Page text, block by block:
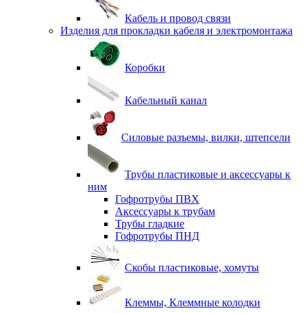
Кабель и провод связи
Изделия для прокладки кабеля и электромонтажа
Коробки
Кабельный канал
Силовые разъемы, вилки, штепсели
Трубы пластиковые и аксессуары к
ним
Гофротрубы ПВХ
Аксессуары к трубам
Трубы гладкие
Гофротрубы ПНД
Скобы пластиковые, хомуты
Клеммы, Клеммные колодки